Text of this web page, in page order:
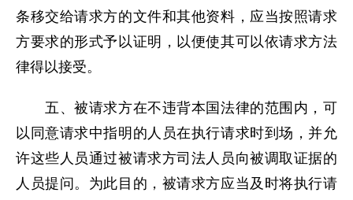
条移交给请求方的文件和其他资料，应当按照请求
方要求的形式予以证明，以便使其可以依请求方法
律得以接受。
五、被请求方在不违背本国法律的范围内，可
以同意请求中指明的人员在执行请求时到场，并允
许这些人员通过被请求方司法人员向被调取证据的
人员提问。为此目的，被请求方应当及时将执行请